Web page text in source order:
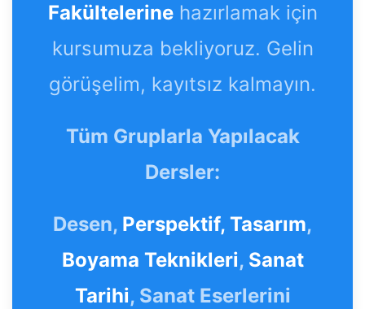
Fakültelerinehazırlamak için
kursumuza bekliyoruz. Gelin
görüşelim, kayıtsız kalmayın.
Tüm Gruplarla Yapılacak
Dersler:
Desen, Perspektif, Tasarım,
Boyama Teknikleri, Sanat
Tarihi, Sanat Eserlerini